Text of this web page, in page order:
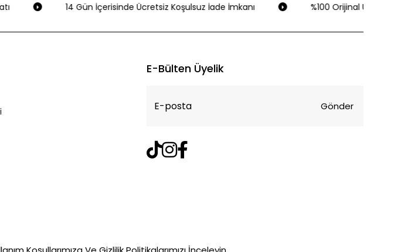
14 Gün İçerisinde Ücretsiz Koşulsuz İade İmkanı %100 Orijinal Ürün
E-Bülten Üyelik
Gönder